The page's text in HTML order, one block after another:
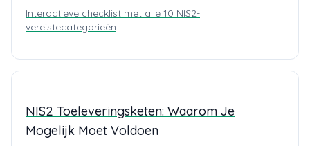
Interactieve checklist met alle 10 NIS2-
vereistecategorieën
NIS2 Toeleveringsketen: Waarom Je
Mogelijk Moet Voldoen